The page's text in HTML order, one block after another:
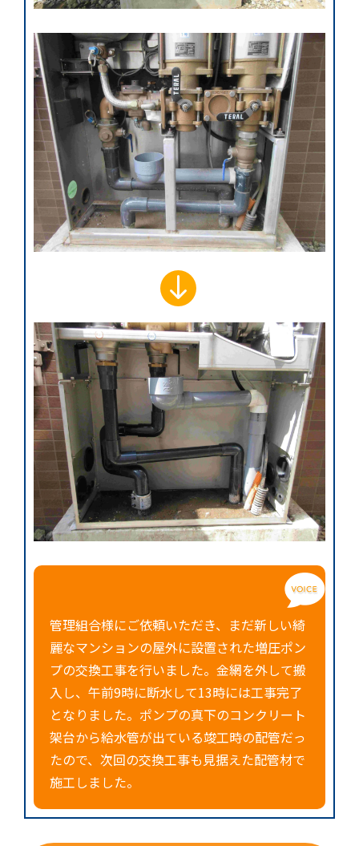
管理組合様にご依頼いただき、まだ新しい綺
麗なマンションの屋外に設置された増圧ポン
プの交換工事を行いました。金網を外して搬
入し、午前9時に断水して13時には工事完了
となりました。ポンプの真下のコンクリート
架台から給水管が出ている竣工時の配管だっ
たので、次回の交換工事も見据えた配管材で
施工しました。